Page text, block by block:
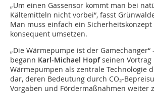
„Um einen Gassensor kommt man bei
Kältemitteln nicht vorbei“, fasst
Man muss einfach ein
konsequent umsetzen.
„Die Wärmepumpe ist der Gamechanger“
begann Karl-Michael Hopfseinen Vortrag
Wärmepumpen als zentrale Technologie
dar, deren Bedeutung durch CO₂-
Vorgaben und Fördermaßnahmen weiter